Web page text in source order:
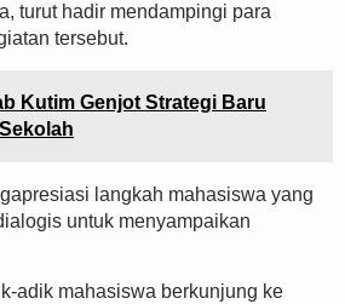
turut hadir mendampingi para
tersebut.
Kutim Genjot Strategi Baru
langkah mahasiswa yang
untuk menyampaikan
adik mahasiswa berkunjung ke